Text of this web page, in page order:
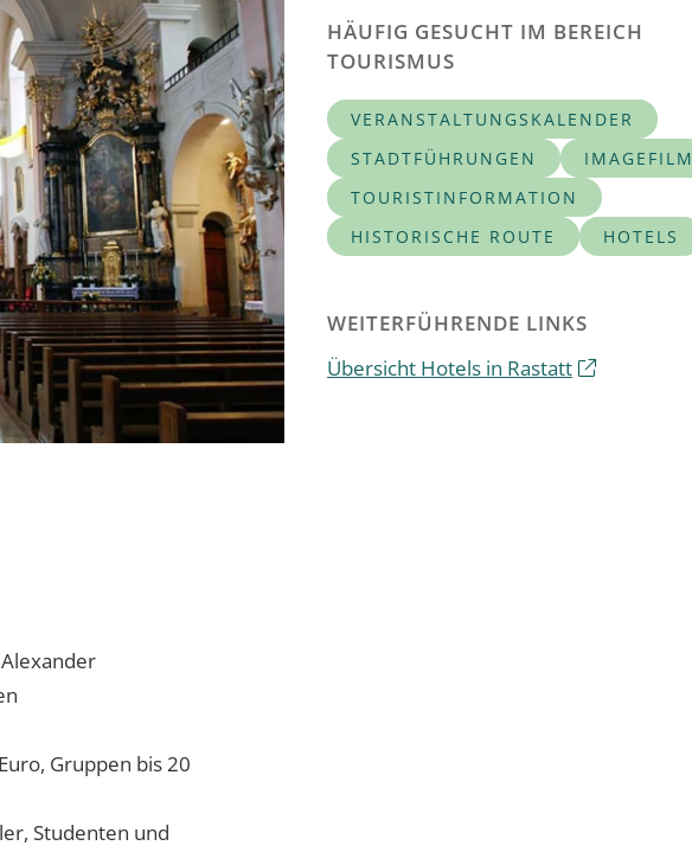
Gruppen bis 20
Studenten und
HÄUFIG GESUCHT IM BEREICH
TOURISMUS
VERANSTALTUNGSKALENDER
STADTFÜHRUNGEN
IMAGEFILM
TOURISTINFORMATION
HISTORISCHE ROUTE
HOTELS
WEITERFÜHRENDE LINKS
Übersicht Hotels in Rastatt